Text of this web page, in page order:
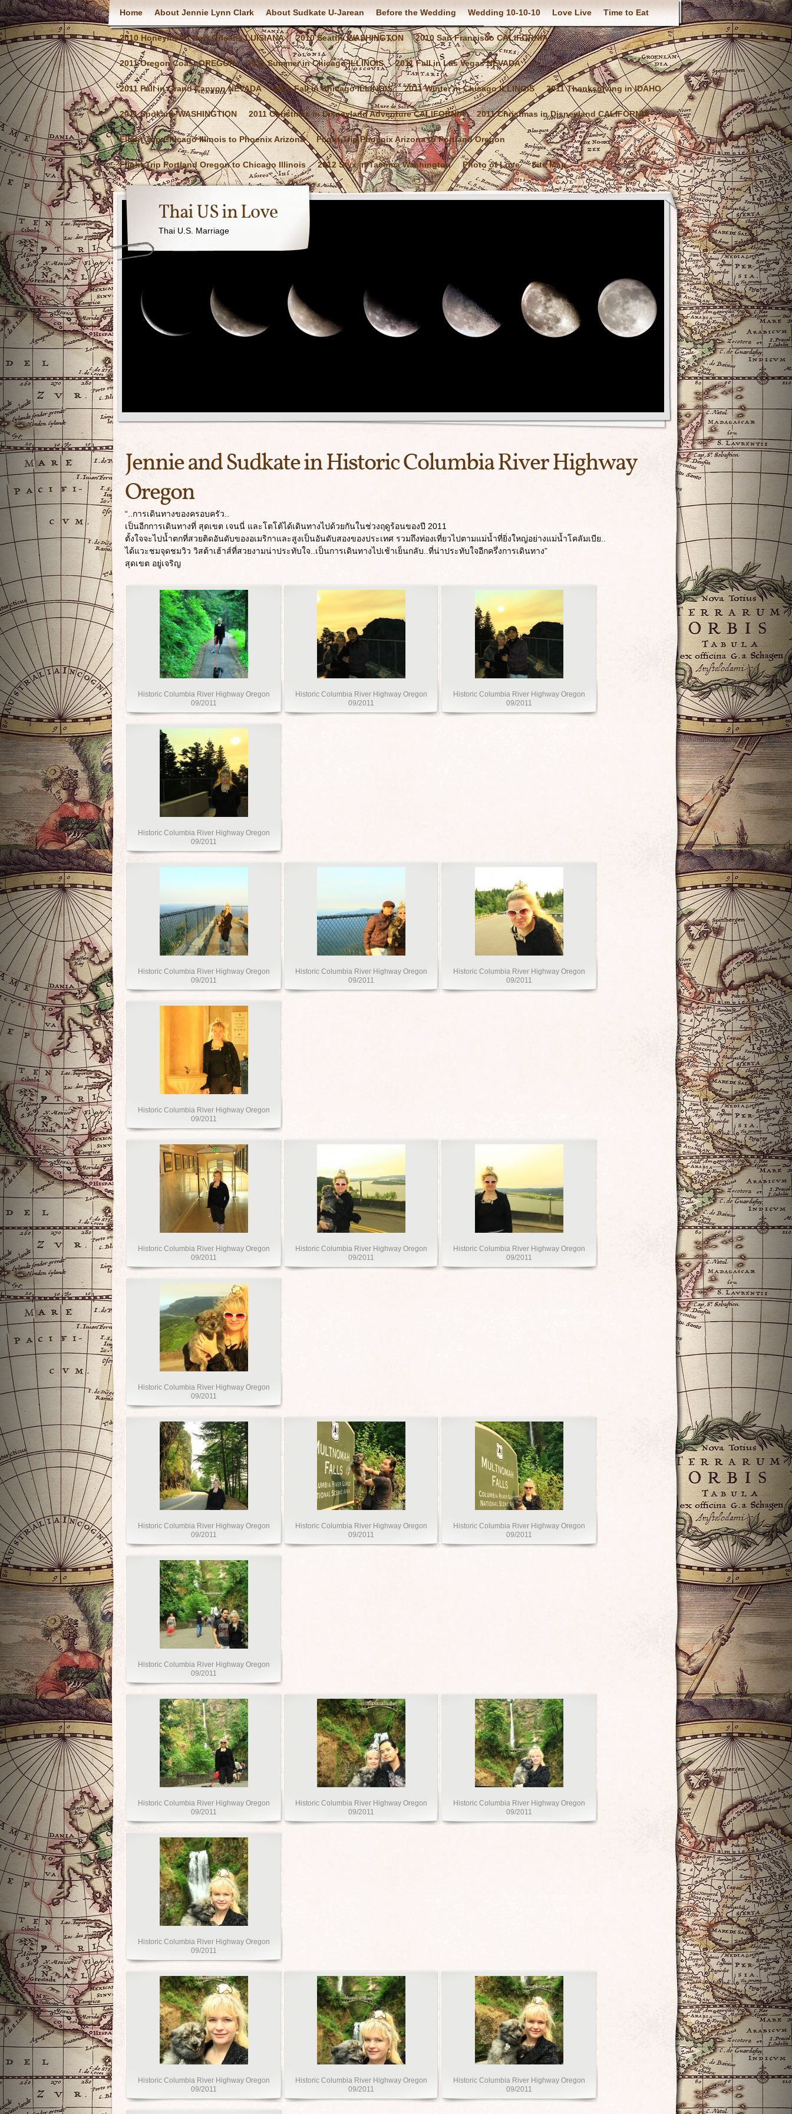
Home About Jennie Lynn Clark About Sudkate U-Jarean Before the Wedding Wedding 10-10-10 Love Live Time to Eat
2010 Honeymoon New Orleans LUISIANA 2010 Seattle WASHINGTON 2010 San Francisco CALIFORNIA
2011 Oregon Coast OREGON 2011 Summer in Chicago ILLINOIS 2011 Fall in Las Vegas NEVADA
2011 Fall in Grand Canyon NEVADA 2011 Fall in Chicago ILLINOIS 2011 Winter in Chicago ILLINOIS 2011 Thanksgiving in IDAHO
2011 Spokane WASHINGTION 2011 Christmas in Disneyland Adventure CALIFORNIA 2011 Christmas in Disneyland CALIFORNIA
Flight Trip Chicago Illinois to Phoenix Arizona Flight Trip Phoenix Arizona to Portland Oregon
Flight Trip Portland Oregon to Chicago Illinois 2012 Styx in Tacoma Washington Photo of Love Site Map
Thai US in Love
Thai U.S. Marriage
Jennie and Sudkate in Historic Columbia River Highway
Oregon
“..การเดินทางของครอบครัว..
เป็นอีกการเดินทางที่ สุดเขต เจนนี่ และโตโต้ได้เดินทางไปด้วยกันในช่วงฤดูร้อนของปี 2011
ตั้งใจจะไปน้ำตกที่สวยติดอันดับของอเมริกาและสูงเป็นอันดับสองของประเทศ รวมถึงท่องเที่ยวไปตามแม่น้ำที่ยิ่งใหญ่อย่างแม่น้ำโคลัมเบีย..
ได้แวะชมจุดชมวิว วิสต้าเฮ้าส์ที่สวยงามน่าประทับใจ..เป็นการเดินทางไปเช้าเย็นกลับ..ที่น่าประทับใจอีกครึ่งการเดินทาง”
สุดเขต อยู่เจริญ
Historic Columbia River Highway Oregon
09/2011
Historic Columbia River Highway Oregon
09/2011
Historic Columbia River Highway Oregon
09/2011
Historic Columbia River Highway Oregon
09/2011
Historic Columbia River Highway Oregon
09/2011
Historic Columbia River Highway Oregon
09/2011
Historic Columbia River Highway Oregon
09/2011
Historic Columbia River Highway Oregon
09/2011
Historic Columbia River Highway Oregon
09/2011
Historic Columbia River Highway Oregon
09/2011
Historic Columbia River Highway Oregon
09/2011
Historic Columbia River Highway Oregon
09/2011
Historic Columbia River Highway Oregon
09/2011
Historic Columbia River Highway Oregon
09/2011
Historic Columbia River Highway Oregon
09/2011
Historic Columbia River Highway Oregon
09/2011
Historic Columbia River Highway Oregon
09/2011
Historic Columbia River Highway Oregon
09/2011
Historic Columbia River Highway Oregon
09/2011
Historic Columbia River Highway Oregon
09/2011
Historic Columbia River Highway Oregon
09/2011
Historic Columbia River Highway Oregon
09/2011
Historic Columbia River Highway Oregon
09/2011